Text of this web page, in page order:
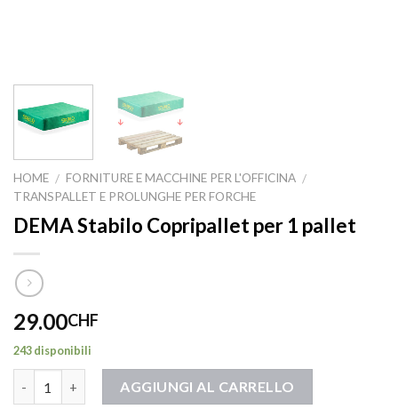
HOME / FORNITURE E MACCHINE PER L'OFFICINA /
TRANSPALLET E PROLUNGHE PER FORCHE
DEMA Stabilo Copripallet per 1 pallet
29.00CHF
243 disponibili
AGGIUNGI AL CARRELLO